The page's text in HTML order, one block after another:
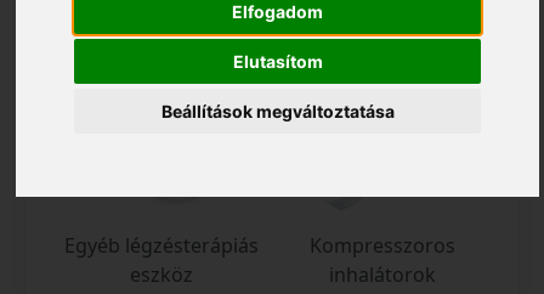
Elfogadom
Elutasítom
Beállítások megváltoztatása
Egyéb légzésterápiás
eszköz
Kompresszoros
inhalátorok